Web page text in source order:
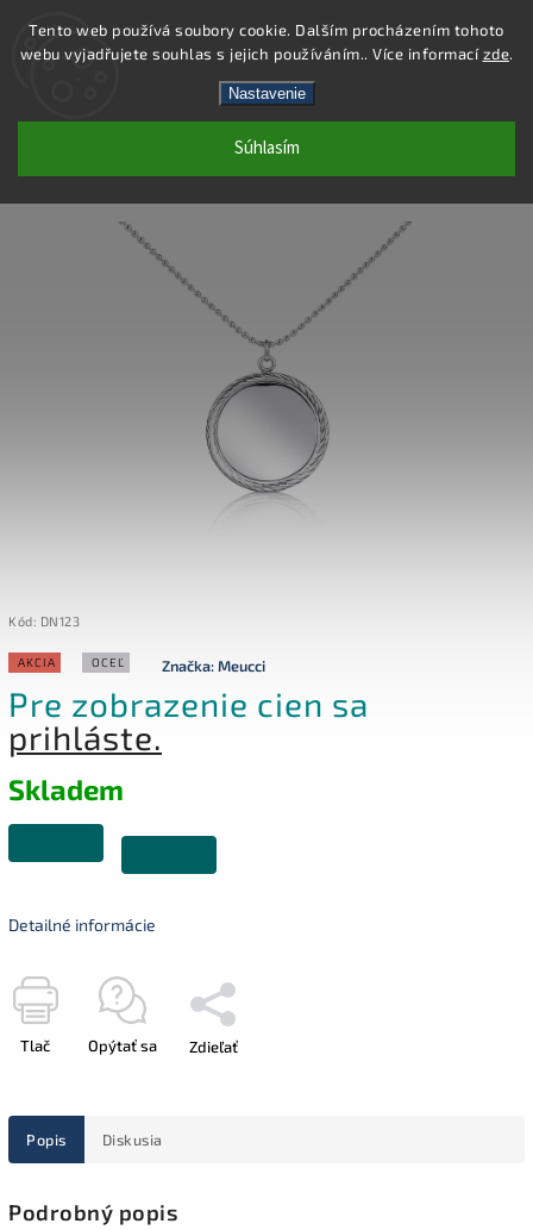
Tento web používá soubory cookie. Dalším procházením tohoto
webu vyjadřujete souhlas s jejich používáním.. Více informacízde.
Nastavenie
Súhlasím
Hľadať
DN123 - NÁHRDELNÍK OCEĽ
Kód: DN123
AKCIA OCEĽ Značka:Meucci
Pre zobrazenie cien sa
prihláste.
Skladem
Detailné informácie
Tlač Opýtať sa Zdieľať
Popis Diskusia
Podrobný popis